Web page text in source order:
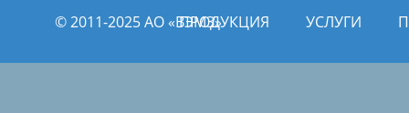
© 2011­­-2025 АО «ВЭМЗ»ПРОДУКЦИЯ УСЛУГИ